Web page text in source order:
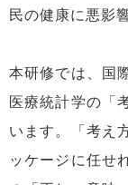
民の健康に悪影
本研修では、国
医療統計学の「
います。「考え
ッケージに任せ